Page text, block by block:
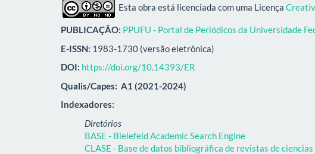
Esta obra está licenciada com uma Licença
PUBLICAÇÃO: PPUFU - Portal de Periódicos da Universidade
E-ISSN: 1983-1730 (versão eletrônica)
DOI: https://doi.org/10.14393/ER
Qualis/Capes: A1 (2021-2024)
Indexadores:
Diretórios
BASE - Bielefeld Academic Search Engine
CLASE - Base de datos bibliográfica de revistas de